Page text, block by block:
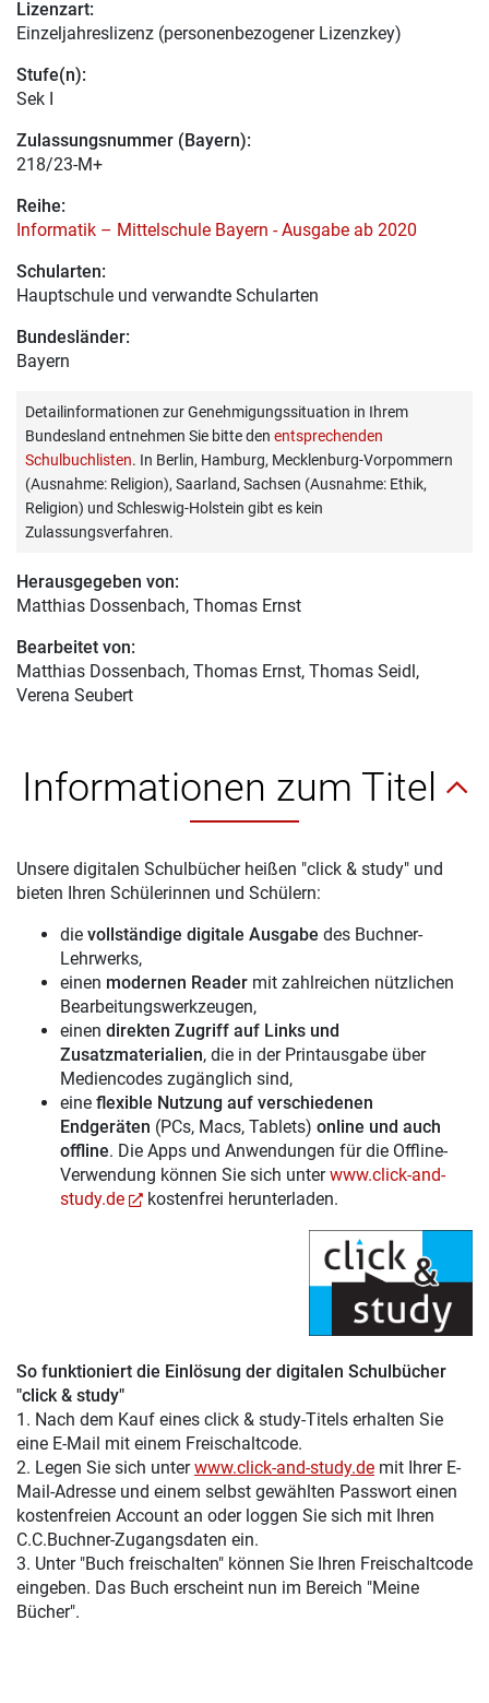
Lizenzart:
Einzeljahreslizenz (personenbezogener Lizenzkey)
Stufe(n):
Sek I
Zulassungsnummer (Bayern):
218/23-M+
Reihe:
Informatik – Mittelschule Bayern - Ausgabe ab 2020
Schularten:
Hauptschule und verwandte Schularten
Bundesländer:
Bayern
Detailinformationen zur Genehmigungssituation in Ihrem
Bundesland entnehmen Sie bitte den entsprechenden
Schulbuchlisten. In Berlin, Hamburg, Mecklenburg-Vorpommern
(Ausnahme: Religion), Saarland, Sachsen (Ausnahme: Ethik,
Religion) und Schleswig-Holstein gibt es kein
Zulassungsverfahren.
Herausgegeben von:
Matthias Dossenbach, Thomas Ernst
Bearbeitet von:
Matthias Dossenbach, Thomas Ernst, Thomas Seidl,
Verena Seubert
Informationen zum Titel
Unsere digitalen Schulbücher heißen "click & study" und
bieten Ihren Schülerinnen und Schülern:
die vollständige digitale Ausgabe des Buchner-
Lehrwerks,
einen modernen Reader mit zahlreichen nützlichen
Bearbeitungswerkzeugen,
einen direkten Zugriff auf Links und
Zusatzmaterialien, die in der Printausgabe über
Mediencodes zugänglich sind,
eine flexible Nutzung auf verschiedenen
Endgeräten (PCs, Macs, Tablets) online und auch
offline. Die Apps und Anwendungen für die Offline-
Verwendung können Sie sich unterwww.click-and-
study.de
kostenfrei herunterladen.
So funktioniert die Einlösung der digitalen Schulbücher
"click & study"
1. Nach dem Kauf eines click & study-Titels erhalten Sie
eine E-Mail mit einem Freischaltcode.
2. Legen Sie sich unterwww.click-and-study.de mit Ihrer E-
Mail-Adresse und einem selbst gewählten Passwort einen
kostenfreien Account an oder loggen Sie sich mit Ihren
C.C.Buchner-Zugangsdaten ein.
3. Unter "Buch freischalten" können Sie Ihren Freischaltcode
eingeben. Das Buch erscheint nun im Bereich "Meine
Bücher".